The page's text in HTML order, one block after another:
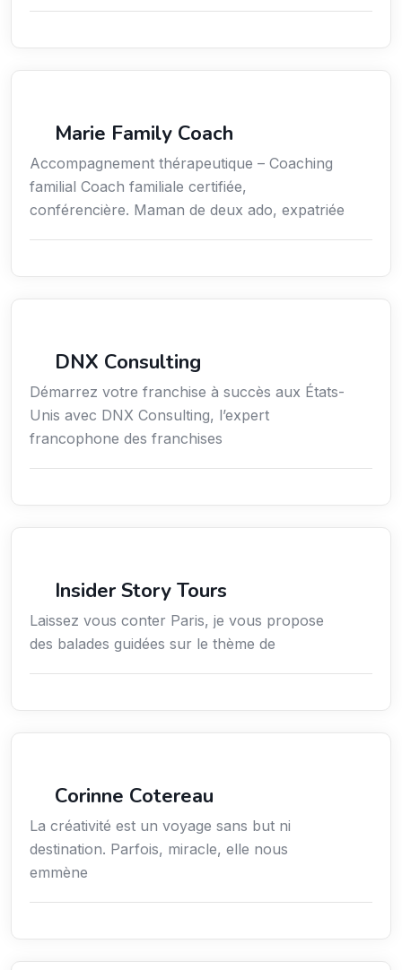
Marie Family Coach
Accompagnement thérapeutique – Coaching
familial Coach familiale certifiée,
conférencière. Maman de deux ado, expatriée
DNX Consulting
Démarrez votre franchise à succès aux États-
Unis avec DNX Consulting, l’expert
francophone des franchises
Insider Story Tours
Laissez vous conter Paris, je vous propose
des balades guidées sur le thème de
Corinne Cotereau
La créativité est un voyage sans but ni
destination. Parfois, miracle, elle nous
emmène